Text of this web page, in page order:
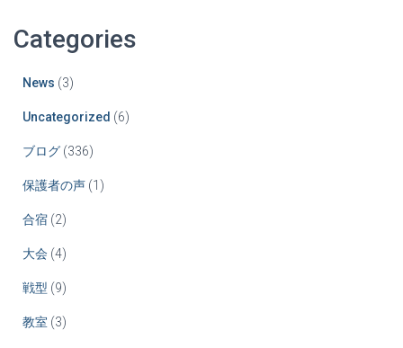
Categories
News (3)
Uncategorized (6)
ブログ (336)
保護者の声 (1)
合宿 (2)
大会 (4)
戦型 (9)
教室 (3)